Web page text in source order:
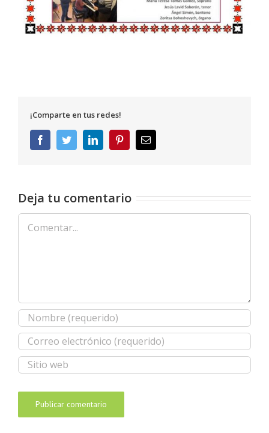
¡Comparte en tus redes!
FacebookTwitterLinkedInPinterestCorreo
electrónico
Deja tu comentario
Comentar